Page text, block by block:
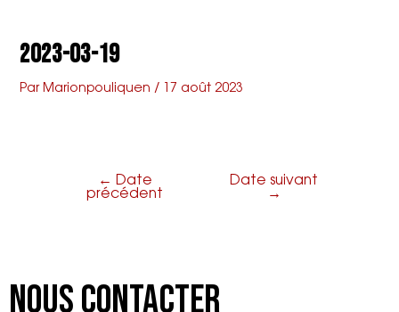
contenu
2023-03-19
Par Marionpouliquen / 17 août 2023
l’article
← Date
précédent
Date suivant
→
Nous Contacter